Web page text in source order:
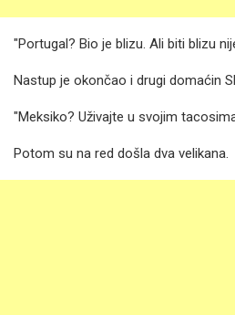
"Portugal? Bio je blizu. Ali biti blizu
Nastup je okončao i drugi domaćin
"Meksiko? Uživajte u svojim
Potom su na red došla dva velikana.